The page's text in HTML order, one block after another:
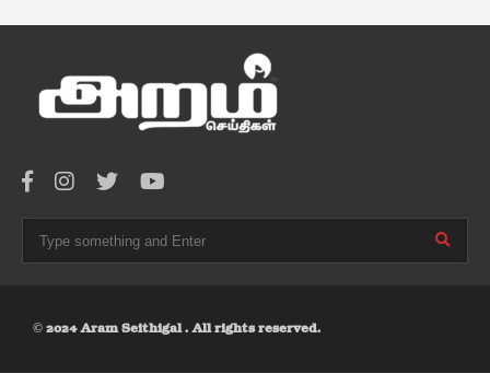
© 2024 Aram Seithigal . All rights reserved.